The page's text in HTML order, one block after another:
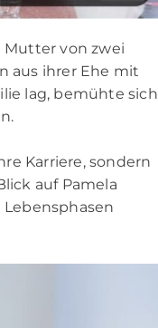
Mutter von zwei
aus ihrer Ehe mit
lag, bemühte sich
Karriere, sondern
auf Pamela